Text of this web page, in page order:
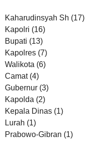
Kaharudinsyah Sh (17)
Kapolri (16)
Bupati (13)
Kapolres (7)
Walikota (6)
Camat (4)
Gubernur (3)
Kapolda (2)
Kepala Dinas (1)
Lurah (1)
Prabowo-Gibran (1)